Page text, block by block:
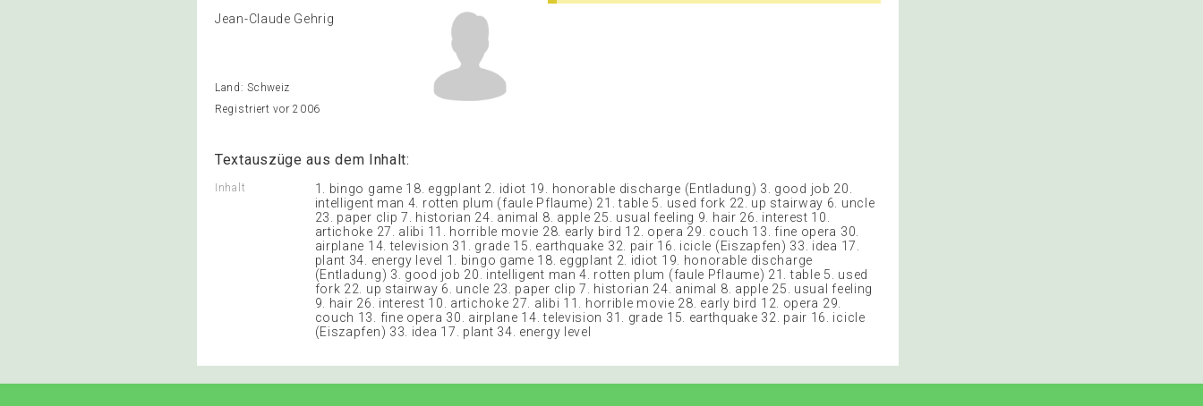
Jean-Claude Gehrig
Land: Schweiz
Registriert vor 2006
Textauszüge aus dem Inhalt:
Inhalt
1. bingo game 18. eggplant 2. idiot 19. honorable discharge (Entladung) 3. good job 20.
intelligent man 4. rotten plum (faule Pflaume) 21. table 5. used fork 22. up stairway 6. uncle
23. paper clip 7. historian 24. animal 8. apple 25. usual feeling 9. hair 26. interest 10.
artichoke 27. alibi 11. horrible movie 28. early bird 12. opera 29. couch 13. fine opera 30.
airplane 14. television 31. grade 15. earthquake 32. pair 16. icicle (Eiszapfen) 33. idea 17.
plant 34. energy level 1. bingo game 18. eggplant 2. idiot 19. honorable discharge
(Entladung) 3. good job 20. intelligent man 4. rotten plum (faule Pflaume) 21. table 5. used
fork 22. up stairway 6. uncle 23. paper clip 7. historian 24. animal 8. apple 25. usual feeling
9. hair 26. interest 10. artichoke 27. alibi 11. horrible movie 28. early bird 12. opera 29.
couch 13. fine opera 30. airplane 14. television 31. grade 15. earthquake 32. pair 16. icicle
(Eiszapfen) 33. idea 17. plant 34. energy level